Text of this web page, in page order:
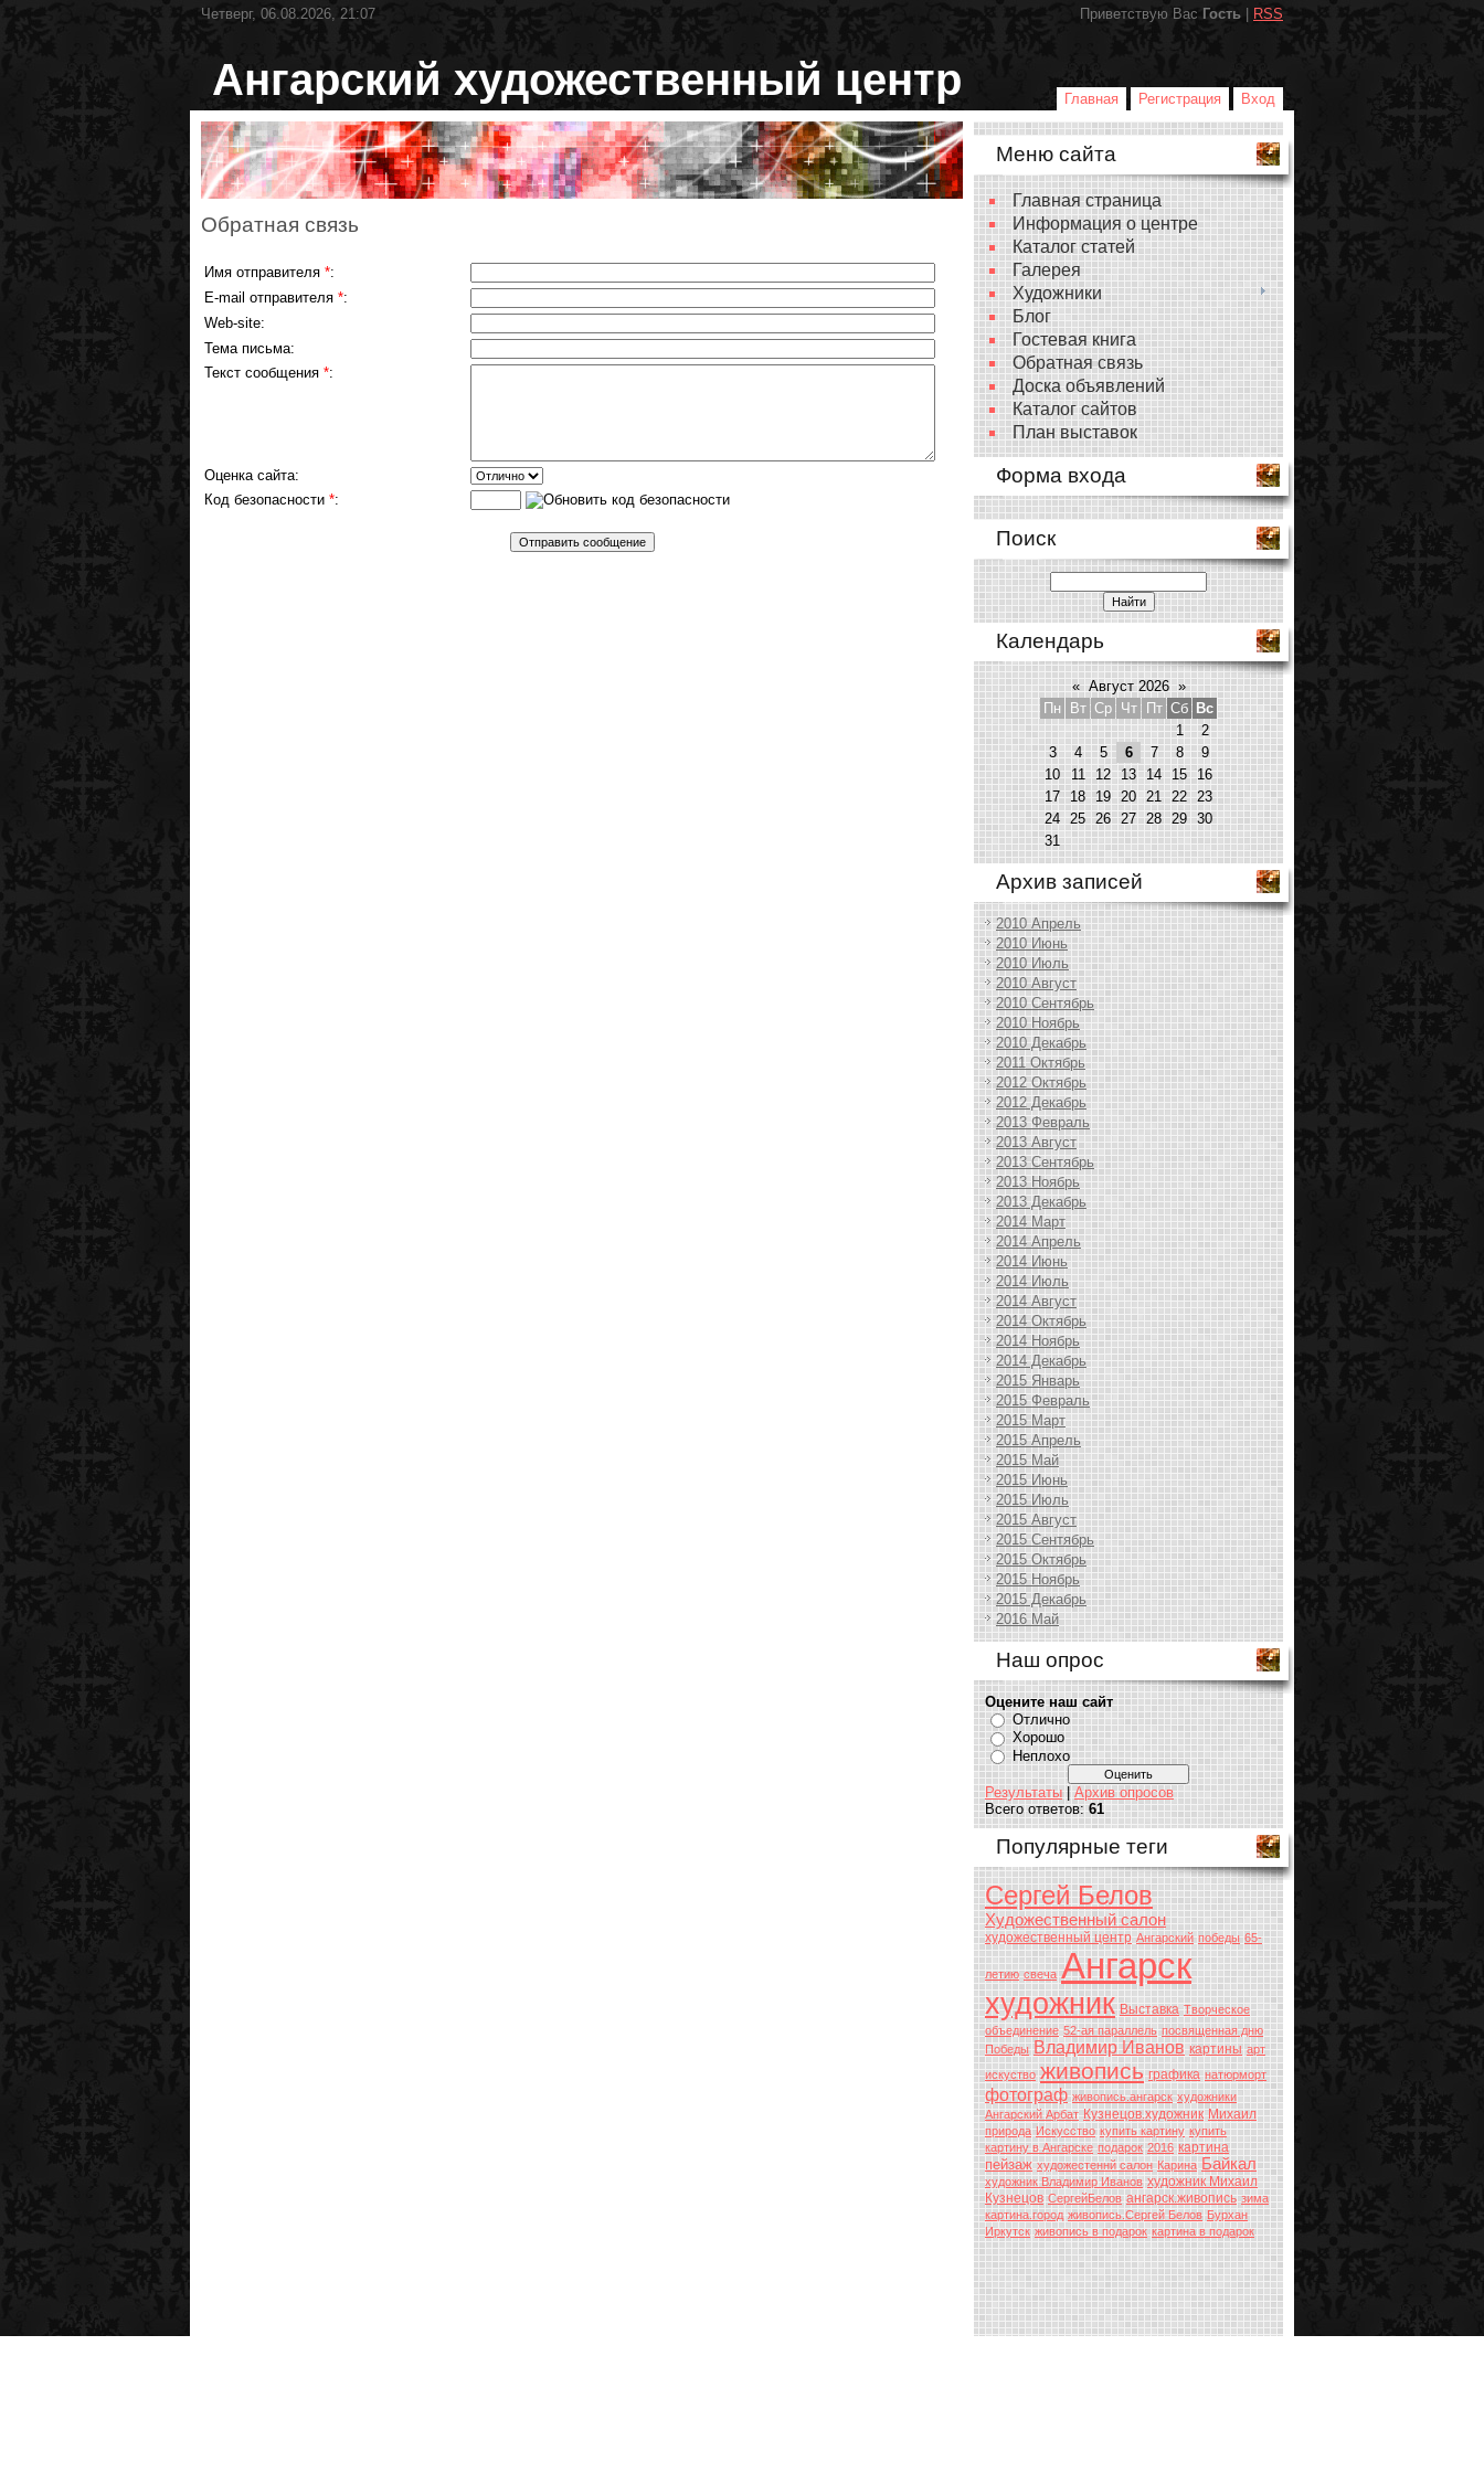
Четверг, 06.08.2026, 21:07 Приветствую Вас Гость RSS
Ангарский художественный центр Главная Регистрация Вход
Обратная связь
Имя отправителя *:
E-mail отправителя *:
Web-site:
Тема письма:
Текст сообщения *:
Оценка сайта:
Код безопасности *:
Меню сайта
Главная страница
Информация о центре
Каталог статей
Галерея
Художники
Блог
Гостевая книга
Обратная связь
Доска объявлений
Каталог сайтов
План выставок
Форма входа
Поиск
Календарь
« Август 2026 »
Пн
Вт Ср Чт Пт Сб Вс
1
2
3
4 5 6 7 8
9
10
11 12 13 14 15
16
17 18 19 20 21 22 23
24 25 26 27 28 29 30
31
Архив записей
2010 Апрель
2010 Июнь
2010 Июль
2010 Август
2010 Сентябрь
2010 Ноябрь
2010 Декабрь
2011 Октябрь
2012 Октябрь
2012 Декабрь
2013 Февраль
2013 Август
2013 Сентябрь
2013 Ноябрь
2013 Декабрь
2014 Март
2014 Апрель
2014 Июнь
2014 Июль
2014 Август
2014 Октябрь
2014 Ноябрь
2014 Декабрь
2015 Январь
2015 Февраль
2015 Март
2015 Апрель
2015 Май
2015 Июнь
2015 Июль
2015 Август
2015 Сентябрь
2015 Октябрь
2015 Ноябрь
2015 Декабрь
2016 Май
Наш опрос
Оцените наш сайт
Отлично
Хорошо
Неплохо
Результаты| Архив опросов
Всего ответов:61
Популярные теги
Сергей Белов
Художественный салон
художественный центр Ангарский победы 65-
летию свеча Ангарск
художник Выставка Творческое
объединение 52-ая параллель посвященная дню
Победы Владимир Иванов картины арт
искуство живопись графика натюрморт
фотограф живопись.ангарск художники
Ангарский Арбат Кузнецов.художник Михаил
природа Искусство купить картину купить
картину в Ангарске подарок 2016 картина
пейзаж художестеннй салон Карина Байкал
художник Владимир Иванов художник Михаил
Кузнецов СергейБелов ангарск.живопись зима
картина.город живопись.Сергей Белов Бурхан
Иркутск живопись в подарок картина в подарок